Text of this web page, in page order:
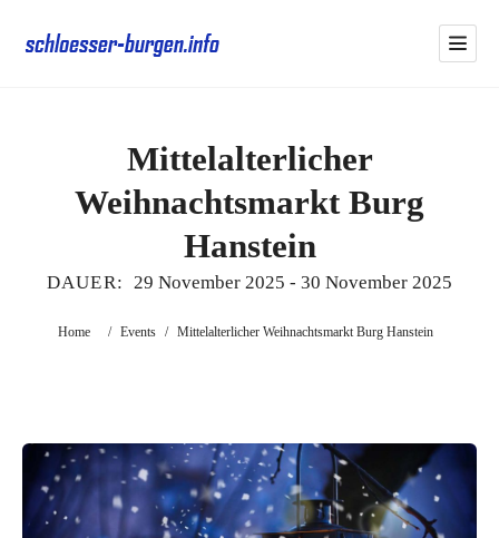
Mittelalterlicher
Weihnachtsmarkt Burg
Hanstein
DAUER: 29 November 2025 - 30 November 2025
Home / Events / Mittelalterlicher Weihnachtsmarkt Burg Hanstein